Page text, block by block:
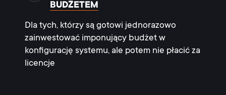
BUDŻETEM
Dla tych, którzy są gotowi jednorazowo
zainwestować imponujący budżet w
konfigurację systemu, ale potem nie płacić za
licencje